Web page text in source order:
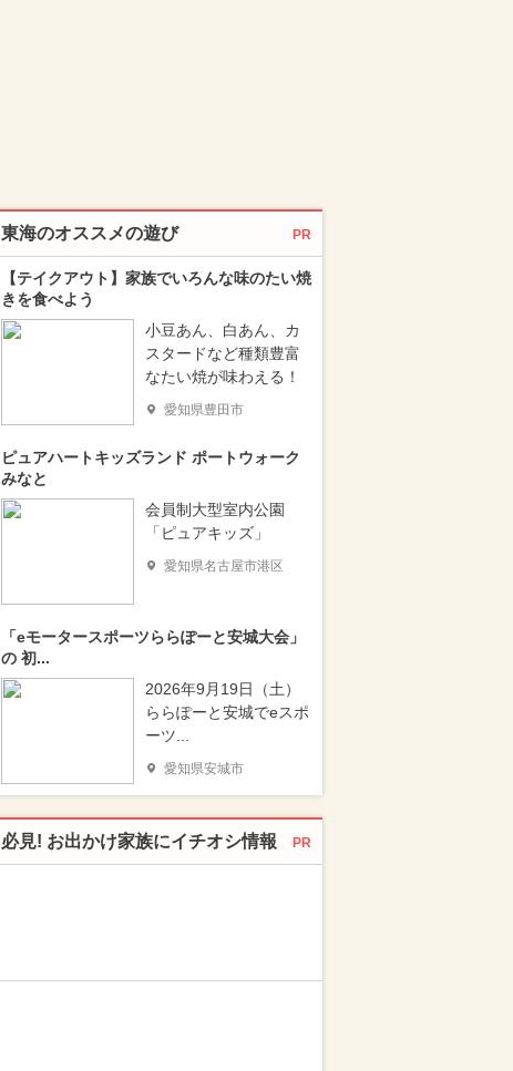
東海のオススメの遊び PR
【テイクアウト】家族でいろんな味のたい焼
きを食べよう
小豆あん、白あん、カ
スタードなど種類豊富
なたい焼が味わえる！
愛知県豊田市
ピュアハートキッズランド ポートウォーク
みなと
会員制大型室内公園
「ピュアキッズ」
愛知県名古屋市港区
「eモータースポーツららぽーと安城大会」
の 初...
2026年9月19日（土）
ららぽーと安城でeスポ
ーツ...
愛知県安城市
必見! お出かけ家族にイチオシ情報 PR